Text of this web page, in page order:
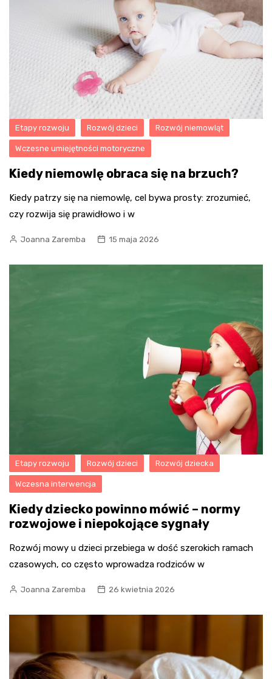
Etapy rozwoju Rozwój dzieci Rozwój niemowląt
Wczesne umiejętności motoryczne
Kiedy niemowlę obraca się na brzuch?
Kiedy patrzy się na niemowlę, cel bywa prosty: zrozumieć,
czy rozwija się prawidłowo i w
Joanna Zaremba 15 maja 2026
Etapy rozwoju Rozwój dzieci Rozwój dziecka
Wczesna interwencja
Kiedy dziecko powinno mówić – normy
rozwojowe i niepokojące sygnały
Rozwój mowy u dzieci przebiega w dość szerokich ramach
czasowych, co często wprowadza rodziców w
Joanna Zaremba 26 kwietnia 2026